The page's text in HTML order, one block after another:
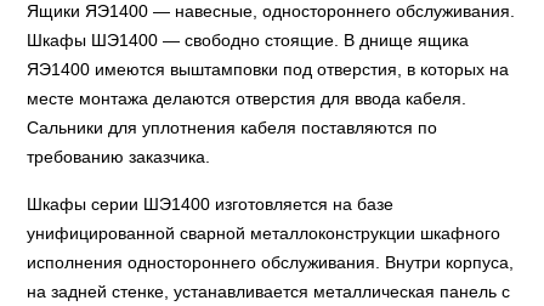
Ящики ЯЭ1400 — навесные, одностороннего обслуживания.
Шкафы ШЭ1400 — свободно стоящие. В днище ящика
ЯЭ1400 имеются выштамповки под отверстия, в которых на
месте монтажа делаются отверстия для ввода кабеля.
Сальники для уплотнения кабеля поставляются по
требованию заказчика.
Шкафы серии ШЭ1400 изготовляется на базе
унифицированной сварной металлоконструкции шкафного
исполнения одностороннего обслуживания. Внутри корпуса,
на задней стенке, устанавливается металлическая панель с